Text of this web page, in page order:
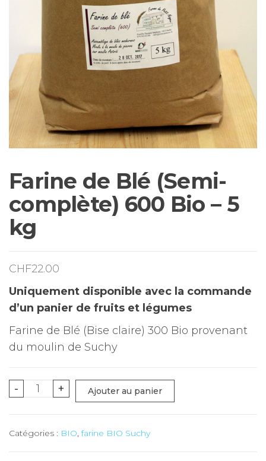
Farine de Blé (Semi-
complète) 600 Bio – 5
kg
CHF22.00
Uniquement disponible avec la commande
d’un panier de fruits et légumes
Farine de Blé (Bise claire) 300 Bio provenant
du moulin de Suchy
-
quantité
de
+ Ajouter au panier
Catégories : BIO,farine BIO Suchy